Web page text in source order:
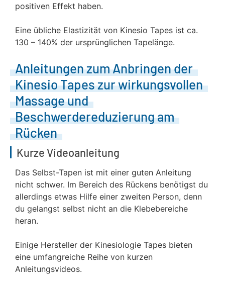
positiven Effekt haben.
Eine übliche Elastizität von Kinesio Tapes ist ca.
130 – 140% der ursprünglichen Tapelänge.
Anleitungen zum Anbringen der
Kinesio Tapes zur wirkungsvollen
Massage und
Beschwerdereduzierung am
Rücken
Kurze Videoanleitung
Das Selbst-Tapen ist mit einer guten Anleitung
nicht schwer. Im Bereich des Rückens benötigst du
allerdings etwas Hilfe einer zweiten Person, denn
du gelangst selbst nicht an die Klebebereiche
heran.
Einige Hersteller der Kinesiologie Tapes bieten
eine umfangreiche Reihe von kurzen
Anleitungsvideos.